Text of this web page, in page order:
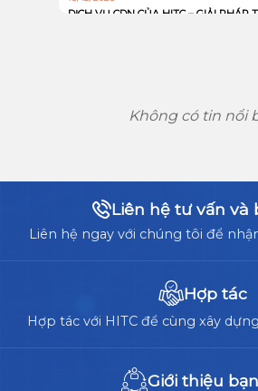
DỊCH VỤ CDN CỦA HITC – GIẢI PHÁP
Không có tin nổi
Liên hệ tư vấn và
Liên hệ ngay với chúng tôi để
Hợp tác
Hợp tác với HITC để cùng xây
Giới thiệu